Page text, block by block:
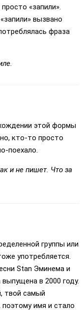
«запили».
вызвано
фраза
этой формы
кто-то просто
поехало.
и не пишет. Что за
группы или
употребляется.
Stan Эминема и
в 2000 году.
твой самый
имя и стало